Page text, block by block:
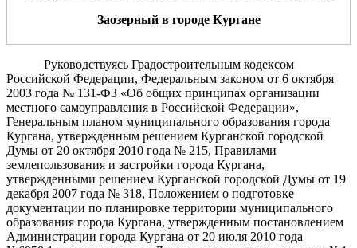
Заозерныйв городе Кургане
Руководствуясь Градостроительным кодексом
Российской Федерации, Федеральным законом от 6 октября
2003 года № 131-ФЗ «Об общих принципах организации
местного самоуправления в Российской Федерации»,
Генеральным планом муниципального образования города
Кургана, утвержденным решением Курганской городской
Думы от 20 октября 2010 года № 215, Правилами
землепользования и застройки города Кургана,
утвержденными решением Курганской городской Думы от 19
декабря 2007 года № 318, Положением о подготовке
документации по планировке территории муниципального
образования города Кургана, утвержденным постановлением
Администрации города Кургана от 20 июля 2010 года